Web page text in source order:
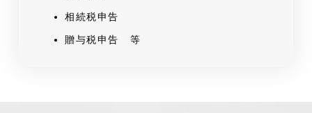
相続税申告
贈与税申告 等